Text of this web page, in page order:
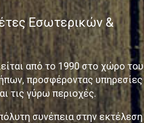
Εσωτερικών &
από το 1990 στο χώρο του
προσφέροντας υπηρεσίες
τις γύρω περιοχές.
συνέπεια στην εκτέλεση